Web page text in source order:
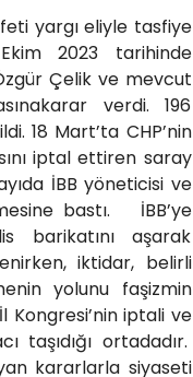
yargı eliyle tasfiye
2023 tarihinde
Çelik ve mevcut
verdi. 196
18 Mart’ta CHP’nin
iptal ettiren saray
İBB yöneticisi ve
bastı. İBB’ye
barikatını aşarak
iktidar, belirli
yolunu faşizmin
Kongresi’nin iptali ve
taşıdığı ortadadır.
kararlarla siyaseti